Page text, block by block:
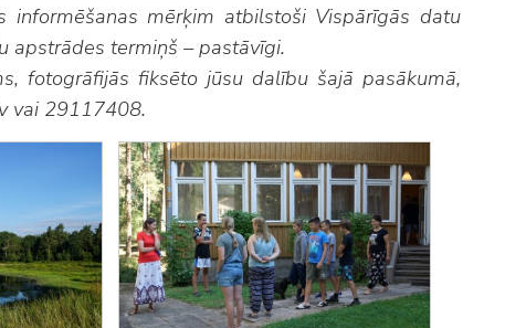
informēšanas mērķim atbilstoši Vispārīgās datu
apstrādes termiņš – pastāvīgi.
fotogrāfijās fiksēto jūsu dalību šajā pasākumā,
vai 29117408.